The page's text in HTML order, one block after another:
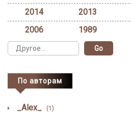
2014
2013
2006
1989
По авторам
_Alex_ (1)